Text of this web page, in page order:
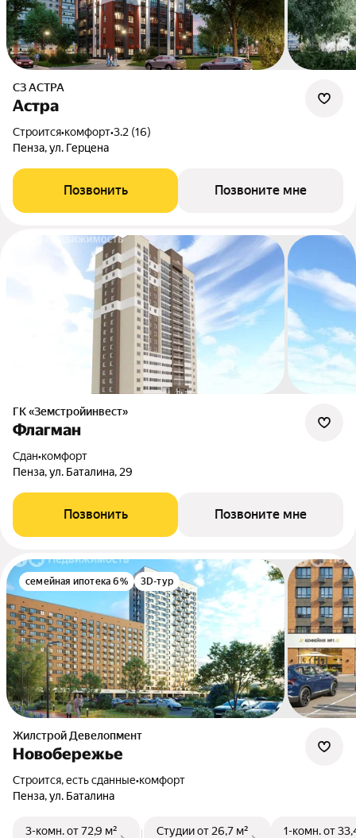
СЗ АСТРА
Астра
Строится•комфорт•3.2 (16)
Пенза, ул. Герцена
Позвонить Позвоните мне
ГК «Земстройинвест»
Флагман
Сдан•комфорт
Пенза, ул. Баталина, 29
Позвонить Позвоните мне
семейная ипотека 6% 3D-тур
Жилстрой Девелопмент
Новобережье
Строится, есть сданные•комфорт
Пенза, ул. Баталина
3-комн.от 72,9 м²
Студииот 26,7 м²
1-комн.от